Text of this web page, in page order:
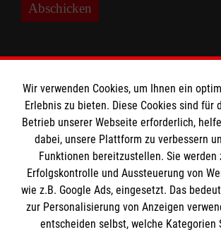
Abschicken
Informationen
Impressum
Datenschutz
Kontakt
Die Malteser
Wir verwenden Cookies, um Ihnen ein
Erlebnis zu bieten. Diese Cookies sind für
Betrieb unserer Webseite erforderlich,
dabei, unsere Plattform zu verbessern
Funktionen bereitzustellen. Sie werden
Erfolgskontrolle und Aussteuerung von
wie z.B. Google Ads, eingesetzt. Das
zur Personalisierung von Anzeigen
entscheiden selbst, welche Kategorien